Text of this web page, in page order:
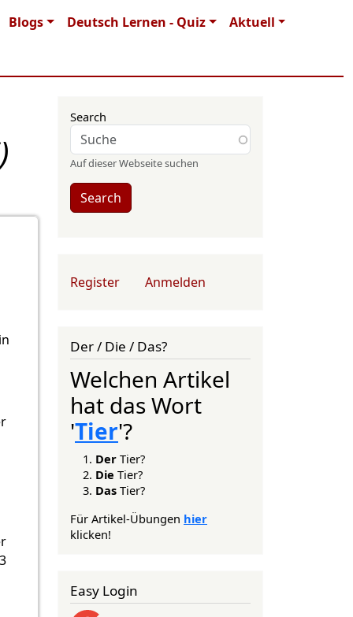
Blogs Deutsch Lernen - Quiz Aktuell
Search
Auf dieser Webseite suchen
Search
User account menu
Register Anmelden
Der / Die / Das?
Welchen Artikel
hat das Wort
'Tier'?
Der Tier?
Die Tier?
Das Tier?
Für Artikel-Übungen hier
klicken!
Easy Login